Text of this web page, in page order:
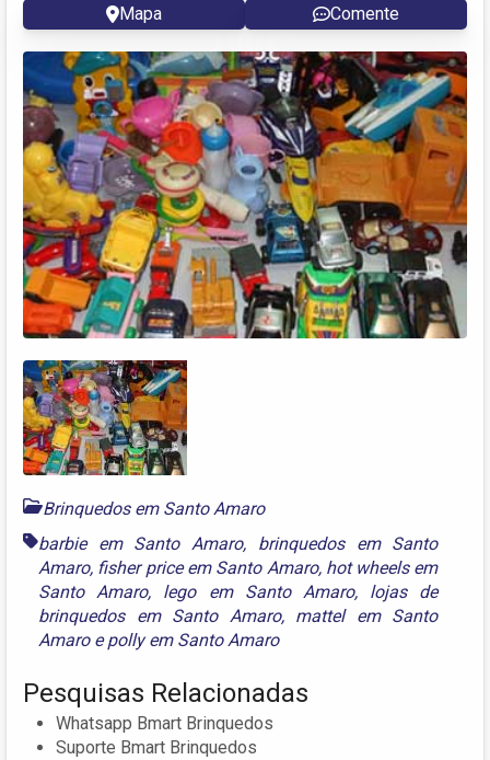
Mapa Comente
Brinquedos em Santo Amaro
barbie em Santo Amaro, brinquedos em Santo
Amaro, fisher price em Santo Amaro, hot wheels em
Santo Amaro, lego em Santo Amaro, lojas de
brinquedos em Santo Amaro, mattel em Santo
Amaroepolly em Santo Amaro
Pesquisas Relacionadas
Whatsapp Bmart Brinquedos
Suporte Bmart Brinquedos